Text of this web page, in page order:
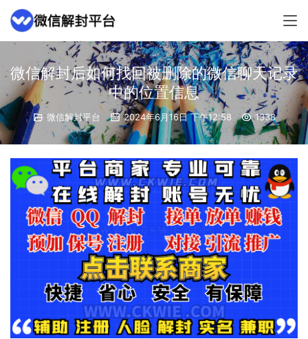
微信解封后如何找回被删除的微信聊天记录
中的位置信息
微信解封平台 2024年6月16日 下午12:58 1338